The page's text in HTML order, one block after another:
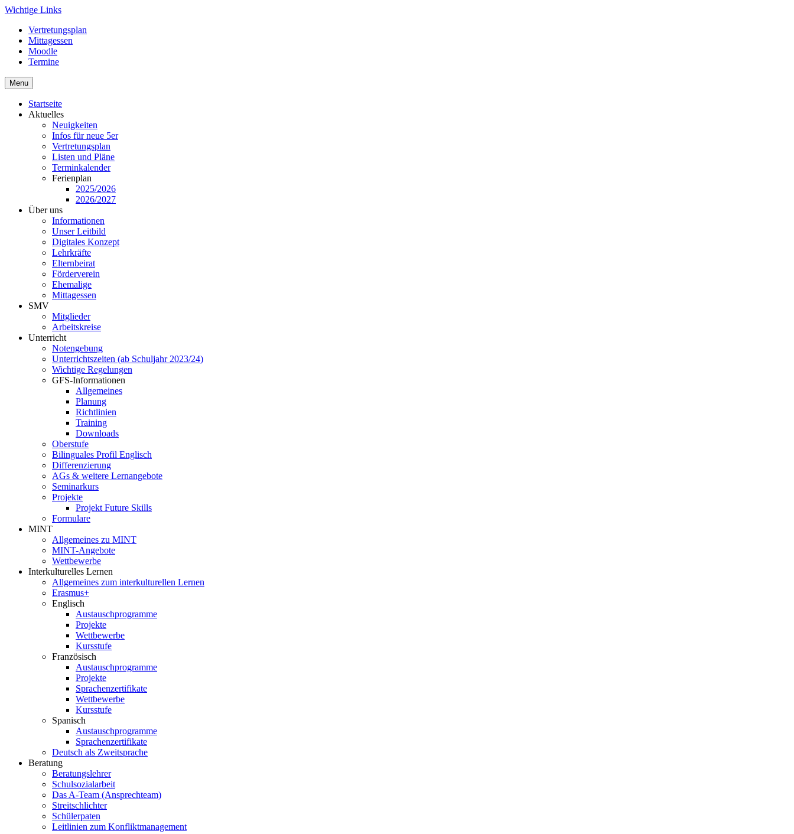
Skip
content
Wichtige Links
Vertretungsplan
Mittagessen
Moodle
Termine
Menu
Startseite
Aktuelles
Neuigkeiten
Infos für neue 5er
Vertretungsplan
Listen und Pläne
Terminkalender
Ferienplan
2025/2026
2026/2027
Über uns
Informationen
Unser Leitbild
Digitales Konzept
Lehrkräfte
Elternbeirat
Förderverein
Ehemalige
Mittagessen
SMV
Mitglieder
Arbeitskreise
Unterricht
Notengebung
Unterrichtszeiten (ab Schuljahr 2023/24)
Wichtige Regelungen
GFS-Informationen
Allgemeines
Planung
Richtlinien
Training
Downloads
Oberstufe
Bilinguales Profil Englisch
Differenzierung
AGs & weitere Lernangebote
Seminarkurs
Projekte
Projekt Future Skills
Formulare
MINT
Allgemeines zu MINT
MINT-Angebote
Wettbewerbe
Interkulturelles Lernen
Allgemeines zum interkulturellen Lernen
Erasmus+
Englisch
Austauschprogramme
Projekte
Wettbewerbe
Kursstufe
Französisch
Austauschprogramme
Projekte
Sprachenzertifikate
Wettbewerbe
Kursstufe
Spanisch
Austauschprogramme
Sprachenzertifikate
Deutsch als Zweitsprache
Beratung
Beratungslehrer
Schulsozialarbeit
Das A-Team (Ansprechteam)
Streitschlichter
Schülerpaten
Leitlinien zum Konfliktmanagement